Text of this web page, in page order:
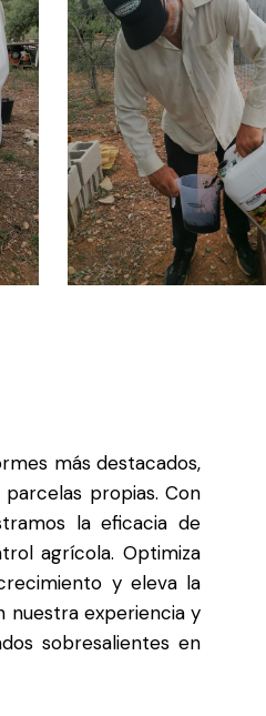
más destacados,
propias. Con
la eficacia de
agrícola. Optimiza
y eleva la
nuestra experiencia y
sobresalientes en